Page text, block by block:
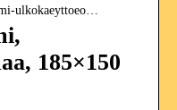
ulkokaeyttoeo…
185×150